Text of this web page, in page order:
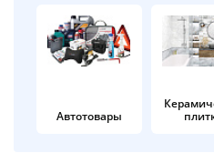
Автотовары
недели